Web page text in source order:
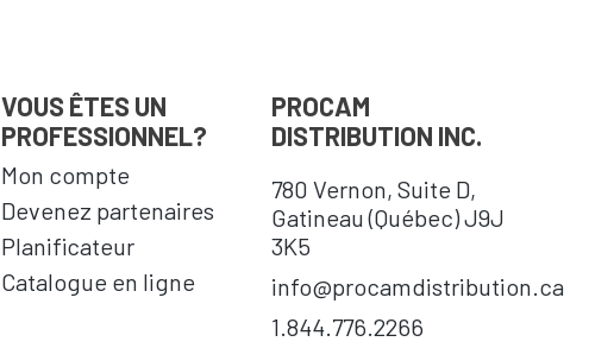
VOUS ÊTES UN
PROFESSIONNEL?
Mon compte
Devenez partenaires
Planificateur
Catalogue en ligne
PROCAM
DISTRIBUTION INC.
780 Vernon, Suite D,
Gatineau (Québec) J9J
3K5
info@procamdistribution.ca
1.844.776.2266